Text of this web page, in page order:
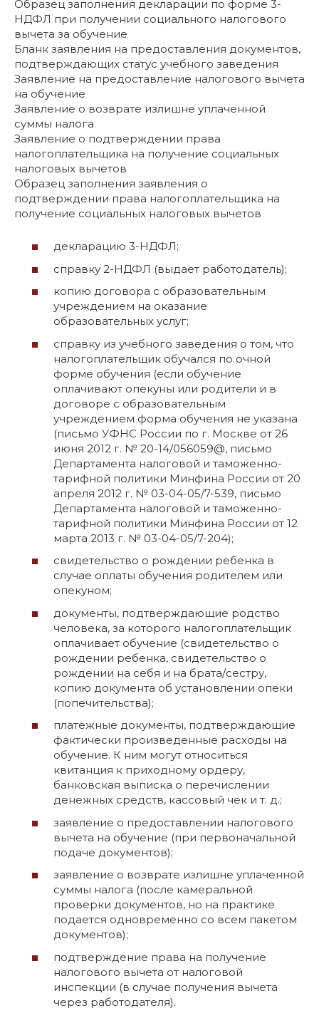
Образец заполнения декларации по форме 3-
НДФЛ при получении социального налогового
вычета за обучение
Бланк заявления на предоставления документов,
подтверждающих статус учебного заведения
Заявление на предоставление налогового вычета
на обучение
Заявление о возврате излишне уплаченной
суммы налога
Заявление о подтверждении права
налогоплательщика на получение социальных
налоговых вычетов
Образец заполнения заявления о
подтверждении права налогоплательщика на
получение социальных налоговых вычетов
декларацию 3-НДФЛ;
справку 2-НДФЛ (выдает работодатель);
копию договора с образовательным
учреждением на оказание
образовательных услуг;
справку из учебного заведения о том, что
налогоплательщик обучался по очной
форме обучения (если обучение
оплачивают опекуны или родители и в
договоре с образовательным
учреждением форма обучения не указана
(письмо УФНС России по г. Москве от 26
июня 2012 г. № 20-14/056059@, письмо
Департамента налоговой и таможенно-
тарифной политики Минфина России от 20
апреля 2012 г. № 03-04-05/7-539, письмо
Департамента налоговой и таможенно-
тарифной политики Минфина России от 12
марта 2013 г. № 03-04-05/7-204);
свидетельство о рождении ребенка в
случае оплаты обучения родителем или
опекуном;
документы, подтверждающие родство
человека, за которого налогоплательщик
оплачивает обучение (свидетельство о
рождении ребенка, свидетельство о
рождении на себя и на брата/сестру,
копию документа об установлении опеки
(попечительства);
платежные документы, подтверждающие
фактически произведенные расходы на
обучение. К ним могут относиться
квитанция к приходному ордеру,
банковская выписка о перечислении
денежных средств, кассовый чек и т. д.;
заявление о предоставлении налогового
вычета на обучение (при первоначальной
подаче документов);
заявление о возврате излишне уплаченной
суммы налога (после камеральной
проверки документов, но на практике
подается одновременно со всем пакетом
документов);
подтверждение права на получение
налогового вычета от налоговой
инспекции (в случае получения вычета
через работодателя).